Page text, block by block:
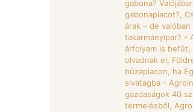
gabona?
gabonapiacot?,
árak – de
takarmányipar? -
árfolyam is
olvadnak el,
búzapiacon, ha
sivatagba -
gazdaságok 40
termelésből,